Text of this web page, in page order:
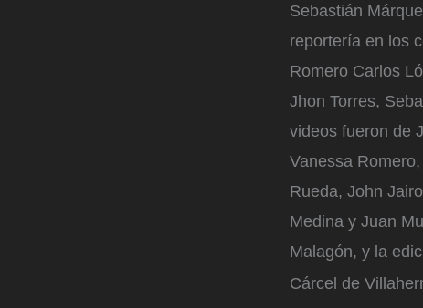
Sebastián
reportería en los
Romero Carlos
Jhon Torres,
videos fueron de
Vanessa
Rueda, John
Medina y Juan
Malagón, y la
Cárcel de